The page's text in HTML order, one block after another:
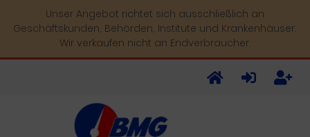
Unser Angebot richtet sich ausschließlich an
Geschäftskunden, Behörden, Institute und Krankenhäuser.
Wir verkaufen nicht an Endverbraucher.